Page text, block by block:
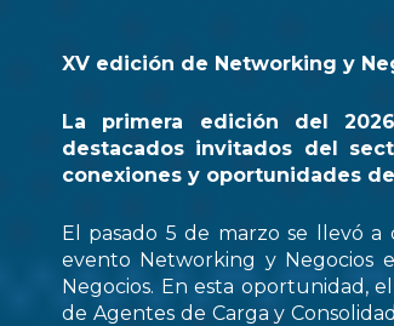
XV edición de Networking y
La primera edición del
destacados invitados del
conexiones y oportunidades
El pasado 5 de marzo se llevó
evento Networking y Negocios
Negocios. En esta oportunidad,
de Agentes de Carga y